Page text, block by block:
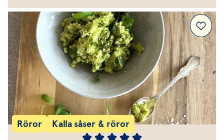
Röror Kalla såser & röror